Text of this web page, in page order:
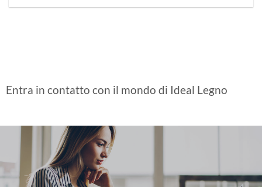
Entra in contatto con il mondo di Ideal Legno